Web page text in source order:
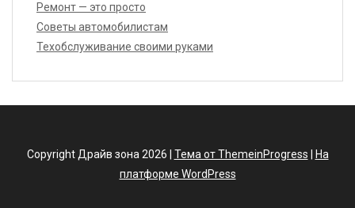
Ремонт — это просто
Советы автомобилистам
Техобслуживание своими руками
Copyright Драйв зона 2026 | Тема от ThemeinProgress
На
платформе WordPress